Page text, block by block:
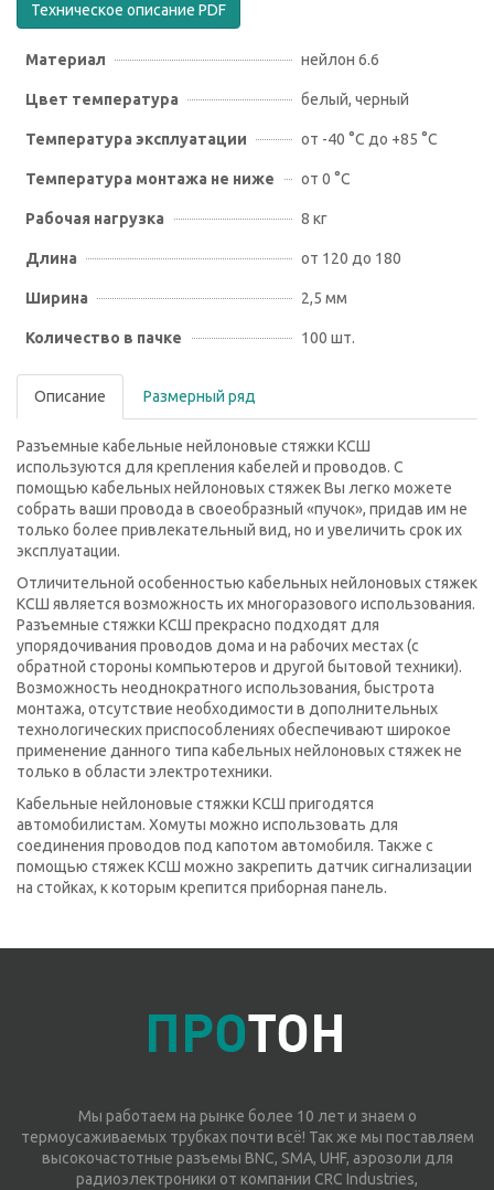
Техническое описание PDF
Материал нейлон 6.6
Цвет температура белый, черный
Температура эксплуатации от -40 °С до +85 °С
Температура монтажа не ниже от 0 °С
Рабочая нагрузка 8 кг
Длина от 120 до 180
Ширина 2,5 мм
Количество в пачке 100 шт.
Описание Размерный ряд
Разъемные кабельные нейлоновые стяжки КСШ
используются для крепления кабелей и проводов. С
помощью кабельных нейлоновых стяжек Вы легко можете
собрать ваши провода в своеобразный «пучок», придав им не
только более привлекательный вид, но и увеличить срок их
эксплуатации.
Отличительной особенностью кабельных нейлоновых стяжек
КСШ является возможность их многоразового использования.
Разъемные стяжки КСШ прекрасно подходят для
упорядочивания проводов дома и на рабочих местах (с
обратной стороны компьютеров и другой бытовой техники).
Возможность неоднократного использования, быстрота
монтажа, отсутствие необходимости в дополнительных
технологических приспособлениях обеспечивают широкое
применение данного типа кабельных нейлоновых стяжек не
только в области электротехники.
Кабельные нейлоновые стяжки КСШ пригодятся
автомобилистам. Хомуты можно использовать для
соединения проводов под капотом автомобиля. Также с
помощью стяжек КСШ можно закрепить датчик сигнализации
на стойках, к которым крепится приборная панель.
Мы работаем на рынке более 10 лет и знаем о
термоусаживаемых трубках почти всё! Так же мы поставляем
высокочастотные разъемы BNC, SMA, UHF, аэрозоли для
радиоэлектроники от компании CRC Industries,